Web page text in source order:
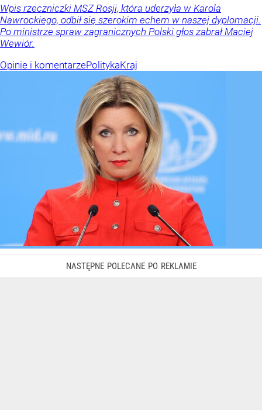
Wpis rzeczniczki MSZ Rosji, która uderzyła w Karola
Nawrockiego, odbił się szerokim echem w naszej dyplomacji.
Po ministrze spraw zagranicznych Polski głos zabrał Maciej
Wewiór.
Opinie i komentarzePolitykaKraj